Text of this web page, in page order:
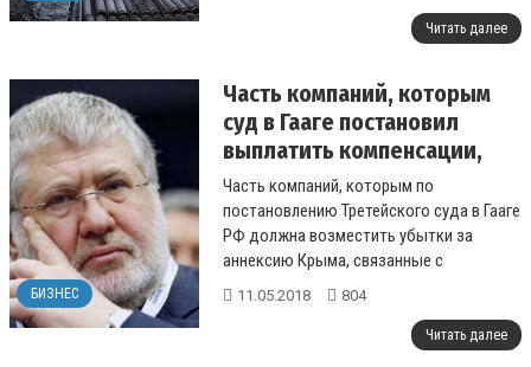
Читать далее
БИЗНЕС
Часть компаний, которым
суд в Гааге постановил
выплатить компенсации,
связанные с Коломойским
Часть компаний, которым по
постановлению Третейского суда в Гааге
РФ должна возместить убытки за
аннексию Крыма, связанные с
олигархом Игорем Коломойским, против
11.05.2018 804
Читать далее